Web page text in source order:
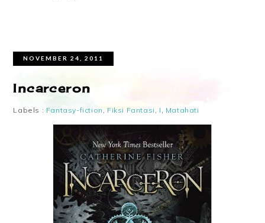
NOVEMBER 24, 2011
Incarceron
Labels : Fantasy-fiction , Fiksi Fantasi , I , Matahati